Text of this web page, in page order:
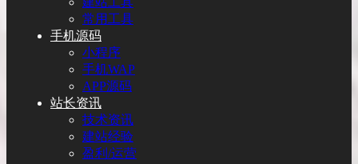
常用工具
手机源码
小程序
手机WAP
APP源码
站长资讯
技术资讯
建站经验
盈利/运营